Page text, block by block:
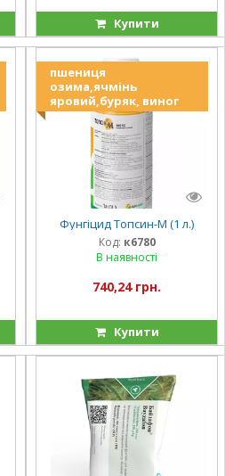
Купити
пшениця
озима,ячмінь
яровий,буряк, виног
Фунгіцид Топсин-М (1 л.)
Код: к6780
В наявності
740,24 грн.
Купити